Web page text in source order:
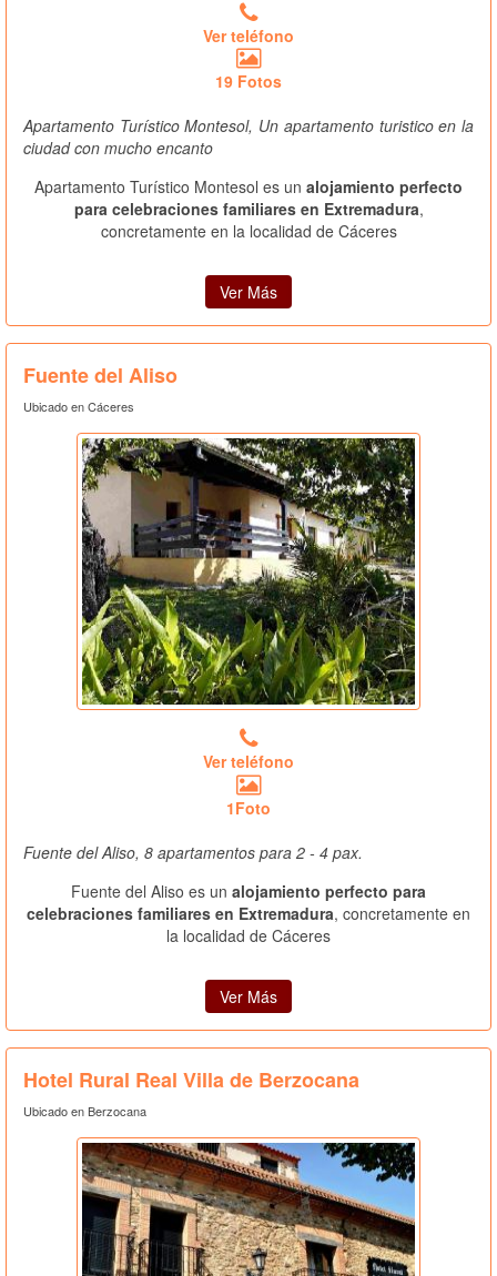
Ver teléfono
19 Fotos
Apartamento Turístico Montesol, Un apartamento turistico en la
ciudad con mucho encanto
Apartamento Turístico Montesol es un alojamiento perfecto
para celebraciones familiares en Extremadura,
concretamente en la localidad de Cáceres
Ver Más
Fuente del Aliso
Ubicado en Cáceres
Ver teléfono
1Foto
Fuente del Aliso, 8 apartamentos para 2 - 4 pax.
Fuente del Aliso es un alojamiento perfecto para
celebraciones familiares en Extremadura, concretamente en
la localidad de Cáceres
Ver Más
Hotel Rural Real Villa de Berzocana
Ubicado en Berzocana